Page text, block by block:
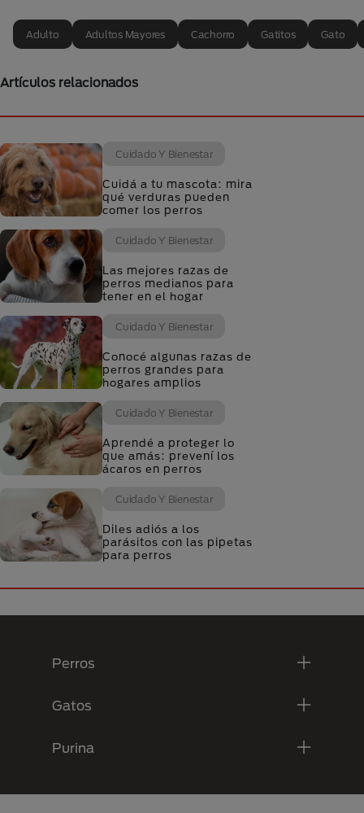
Adulto Adultos Mayores Cachorro Gatitos Gato
Artículos relacionados
Cuidado Y Bienestar
Cuidá a tu mascota: mira
qué verduras pueden
comer los perros
Cuidado Y Bienestar
Las mejores razas de
perros medianos para
tener en el hogar
Cuidado Y Bienestar
Conocé algunas razas de
perros grandes para
hogares amplios
Cuidado Y Bienestar
Aprendé a proteger lo
que amás: prevení los
ácaros en perros
Cuidado Y Bienestar
Diles adiós a los
parásitos con las pipetas
para perros
Perros
Gatos
Purina